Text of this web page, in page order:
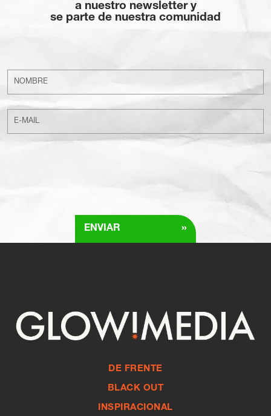
a nuestro newsletter y
se parte de nuestra comunidad
ENVIAR »
DE FRENTE
BLACK OUT
INSPIRACIONAL